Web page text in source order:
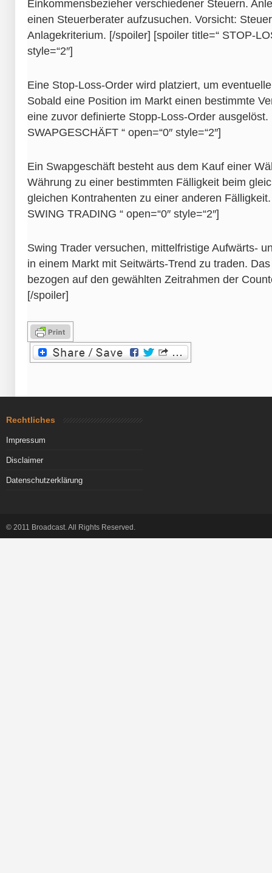
Einkommensbezieher verschiedener Steuern.
einen Steuerberater aufzusuchen. Vorsicht:
Anlagekriterium. [/spoiler] [spoiler title=“ STOP-
style=“2″]
Eine Stop-Loss-Order wird platziert, um
Sobald eine Position im Markt einen bestimmte
eine zuvor definierte Stopp-Loss-Order ausgelöst.
SWAPGESCHÄFT “ open=“0″ style=“2″]
Ein Swapgeschäft besteht aus dem Kauf einer
Währung zu einer bestimmten Fälligkeit beim
gleichen Kontrahenten zu einer anderen
SWING TRADING “ open=“0″ style=“2″]
Swing Trader versuchen, mittelfristige Aufwärts-
in einem Markt mit Seitwärts-Trend zu traden.
bezogen auf den gewählten Zeitrahmen der
[/spoiler]
Rechtliches
Impressum
Disclaimer
Datenschutzerklärung
© 2011 Broadcast. All Rights Reserved.